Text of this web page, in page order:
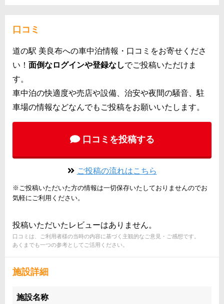
口コミ
道の駅 美良布への車中泊情報・口コミをお寄せくださ
い！ 面倒なログインや登録なしでご投稿いただけま
す。
車中泊の快適度や売店や設備、治安や夜間の騒音、駐
車場の情報などなんでもご投稿をお願いいたします。
口コミを投稿する
ご投稿の流れはこちら
※ご投稿いただいた方の情報は一切保存いたしておりませんのでお
気軽にご利用ください。
投稿いただいたレビューはありません。
口コミは、ご利用者様の当時の内容に基づく主観的なご意見・ご感想です。
あくまでも一つの参考としてご活用ください。
施設詳細
施設名称